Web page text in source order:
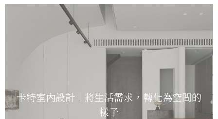
卡特室內設計｜將生活需求，轉化為空間的
樣子